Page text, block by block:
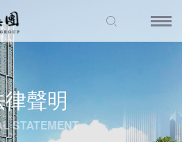
律聲明
STATEMENT